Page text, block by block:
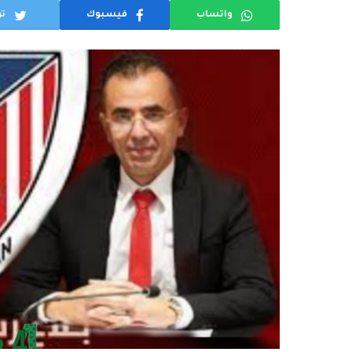
واتساب فيسبوك